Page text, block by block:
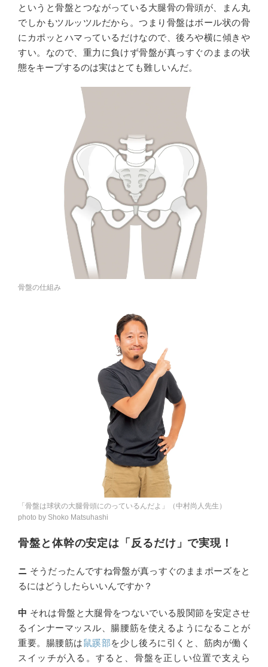
というと骨盤とつながっている大腿骨の骨頭が、まん丸
でしかもツルッツルだから。つまり骨盤はボール状の骨
にカポッとハマっているだけなので、後ろや横に傾きや
すい。なので、重力に負けず骨盤が真っすぐのままの状
態をキープするのは実はとても難しいんだ。
骨盤の仕組み
「骨盤は球状の大腿骨頭にのっているんだよ」（中村尚人先生）
photo by Shoko Matsuhashi
骨盤と体幹の安定は「反るだけ」で実現！
ニ そうだったんですね骨盤が真っすぐのままポーズをと
るにはどうしたらいいんですか？
中 それは骨盤と大腿骨をつないでいる股関節を安定させ
るインナーマッスル、腸腰筋を使えるようになることが
重要。腸腰筋は鼠蹊部を少し後ろに引くと、筋肉が働く
スイッチが入る。すると、骨盤を正しい位置で支えら